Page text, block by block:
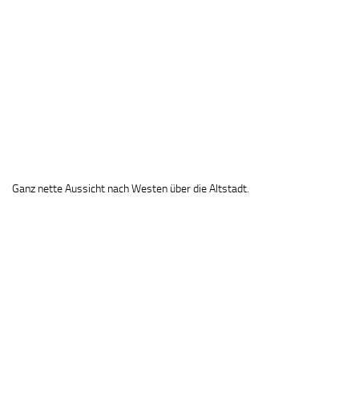
Ganz nette Aussicht nach Westen über die Altstadt.